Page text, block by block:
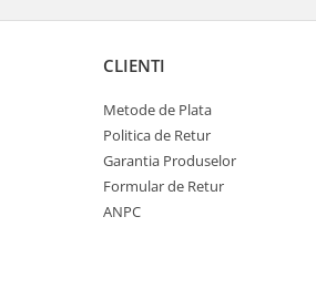
CLIENTI
Metode de Plata
Politica de Retur
Garantia Produselor
Formular de Retur
ANPC